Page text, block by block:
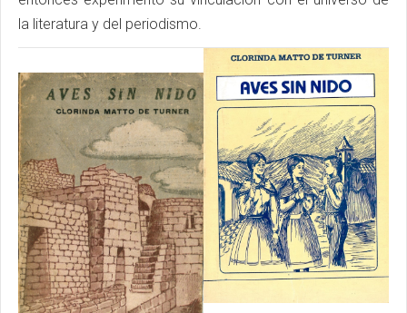
la literatura y del periodismo.